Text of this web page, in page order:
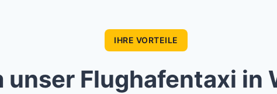
IHRE VORTEILE
unser Flughafentaxi in